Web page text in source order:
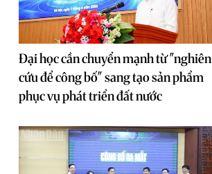
Đại học cần chuyển mạnh từ "nghiên
cứu để công bố" sang tạo sản phẩm
phục vụ phát triển đất nước